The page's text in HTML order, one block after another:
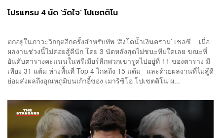
โปรแกรม 4 นัด ‘วัดใจ’ โปเชตติโน
ตกอยู่ในภาวะวิกฤตอีกครั้งสำหรับทัพ ‘สิงโตน้ำเงินคราม’ เชลซี เมื่อ
ผลงานช่วงนี้ไม่ค่อยสู้ดีนัก โดย 3 นัดหลังสุดไม่ชนะทีมใดเลย ขณะที่
อันดับตารางคะแนนในพรีเมียร์ลีกพวกเขารูดไปอยู่ที่ 11 ของตาราง มี
เพียง 31 แต้ม ห่างพื้นที่ Top 4 ไกลถึง 15 แต้ม และด้วยผลงานที่ไม่สู้ดี
ย่อมส่งผลถึงอุณหภูมิบนเก้าอี้ของ เมาริซิโอ โปเชตติโน ผ...